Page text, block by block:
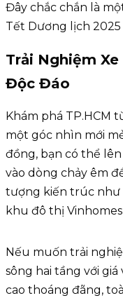
Đây chắc chắn là
Tết Dương lịch
Trải Nghiệm
Độc Đáo
Khám phá TP.HCM
một góc nhìn mới
đồng, bạn có thể
vào dòng chảy êm
tượng kiến trúc như
khu đô thị Vinhomes
Nếu muốn trải
sông hai tầng với
cao thoáng đãng,